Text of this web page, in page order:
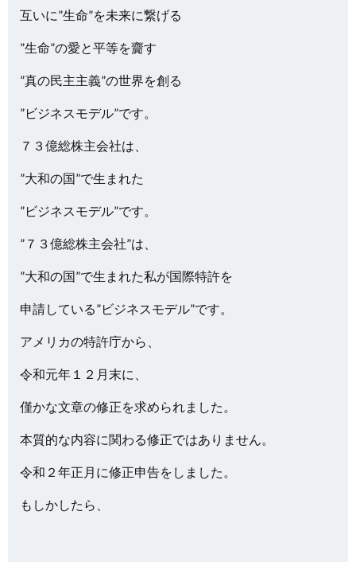
互いに”生命”を未来に繋げる
”生命”の愛と平等を齎す
”真の民主主義”の世界を創る
”ビジネスモデル”です。
７３億総株主会社は、
”大和の国”で生まれた
”ビジネスモデル”です。
”７３億総株主会社”は、
”大和の国”で生まれた私が国際特許を
申請している”ビジネスモデル”です。
アメリカの特許庁から、
令和元年１２月末に、
僅かな文章の修正を求められました。
本質的な内容に関わる修正ではありません。
令和２年正月に修正申告をしました。
もしかしたら、